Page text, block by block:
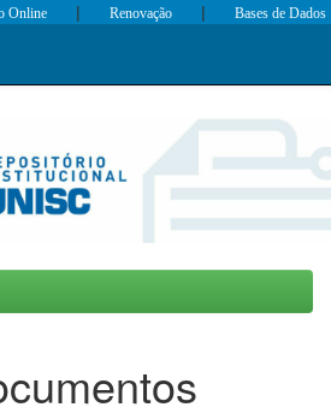
Online | Renovação | Bases de Dados